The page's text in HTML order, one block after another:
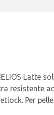
Latte
resistente
Per